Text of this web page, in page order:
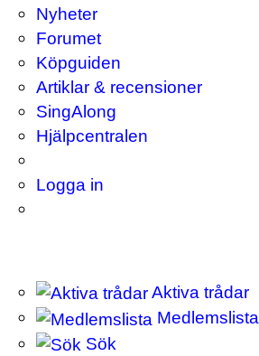
Nyheter
Forumet
Köpguiden
Artiklar & recensioner
SingAlong
Hjälpcentralen
Logga in
Aktiva trådar
Medlemslista
Sök